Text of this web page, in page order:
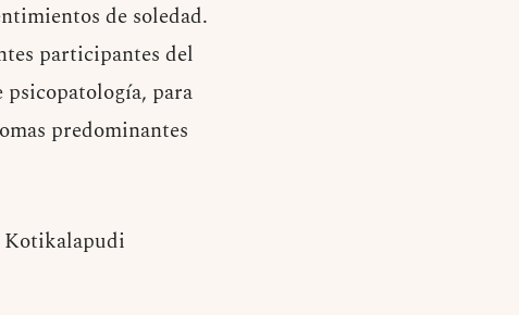
de soledad.
participantes del
psicopatología, para
predominantes
Kotikalapudi